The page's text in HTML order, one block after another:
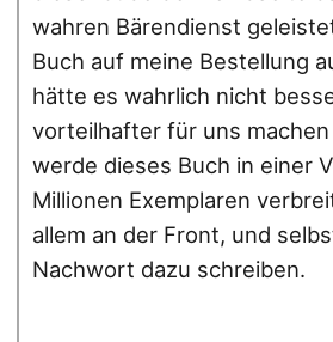
wahren Bärendienst
Buch auf meine Bestellung
hätte es wahrlich nicht
vorteilhafter für uns
werde dieses Buch in einer
Millionen Exemplaren
allem an der Front, und
Nachwort dazu schreiben.